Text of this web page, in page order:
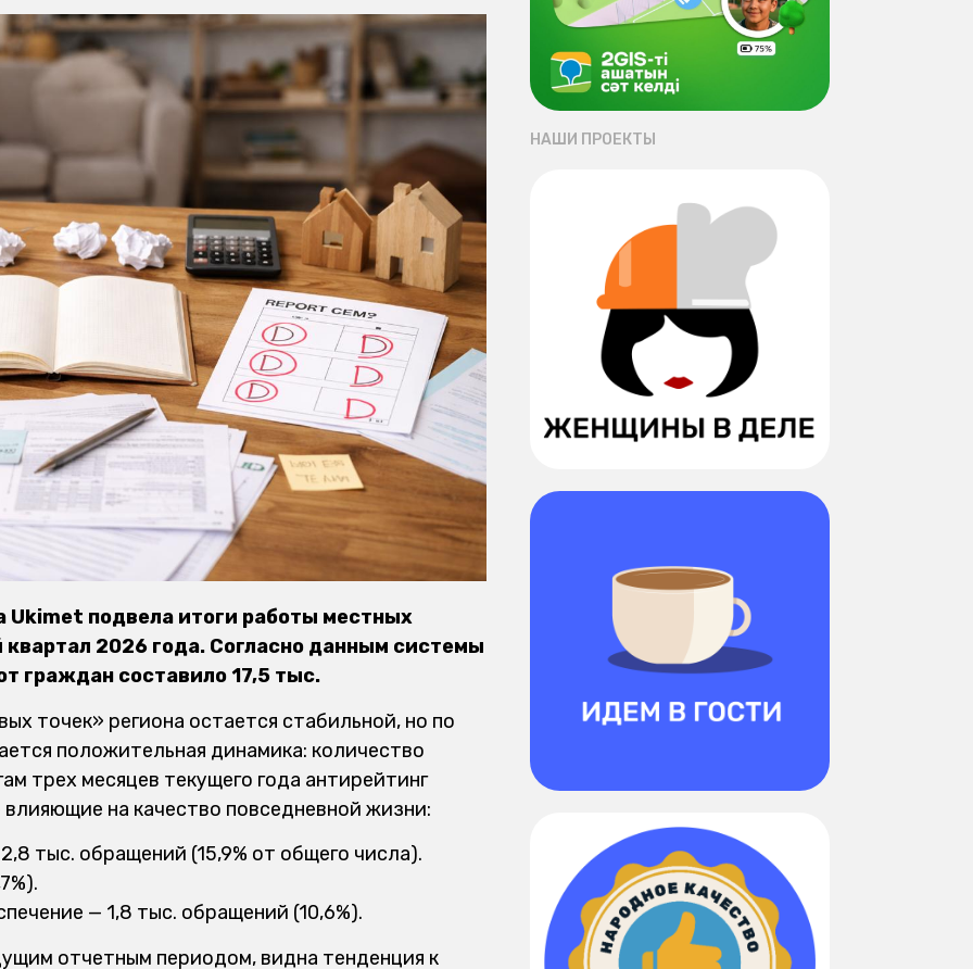
подвела итоги работы местных
2026 года. Согласно данным системы
граждан составило 17,5 тыс.
точек» региона остается стабильной, но по
положительная динамика: количество
трех месяцев текущего года антирейтинг
на качество повседневной жизни:
тыс. обращений (15,9% от общего числа).
— 1,8 тыс. обращений (10,6%).
отчетным периодом, видна тенденция к
НАШИ ПРОЕКТЫ